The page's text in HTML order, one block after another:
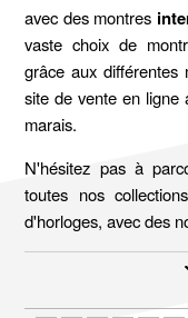
avec des montres
vaste choix de
grâce aux différentes
site de vente en ligne
marais.
N'hésitez pas à
toutes nos
d'horloges, avec des